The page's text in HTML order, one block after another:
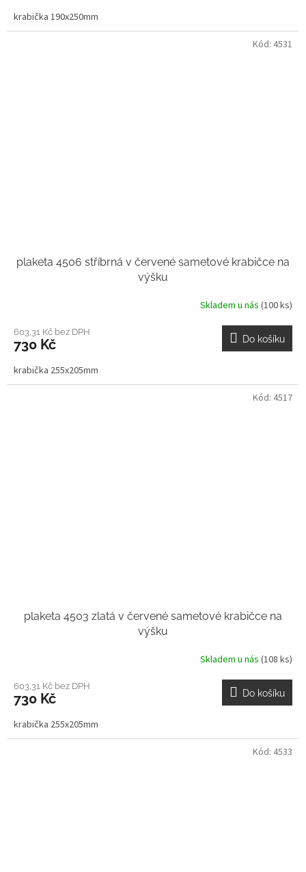
krabička 190x250mm
plaketa 4506 stříbrná v červené sametové krabičce na
výšku
Skladem u nás (100 ks)
603,31 Kč bez DPH
730 Kč Do košíku
krabička 255x205mm
Kód: 4531
plaketa 4503 zlatá v červené sametové krabičce na
výšku
Skladem u nás (108 ks)
603,31 Kč bez DPH
730 Kč Do košíku
krabička 255x205mm
Kód: 4517
Kód: 4533